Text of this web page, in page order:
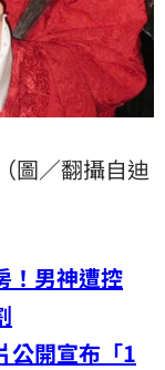
圖／翻攝自迪
！男神遭控
公開宣布「1